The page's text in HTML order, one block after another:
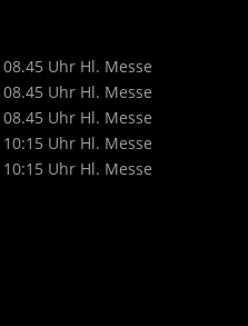
Uhr Hl. Messe
Uhr Hl. Messe
Uhr Hl. Messe
Uhr Hl. Messe
Uhr Hl. Messe